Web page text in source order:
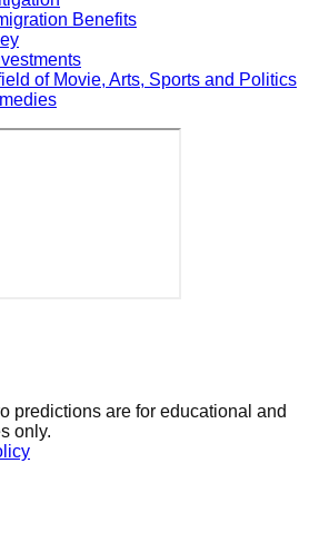
Benefits
of Movie, Arts, Sports and Politics
predictions are for educational and
only.